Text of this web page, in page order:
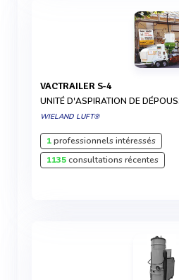
VACTRAILER S-4
UNITÉ D'ASPIRATION DE
WIELAND LUFT®
1professionnels intéressés
1135consultations récentes